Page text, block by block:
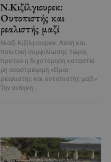
Ν.Κιζίλγιουρεκ:
Ουτοπιστής και
ρεαλιστής μαζί
Νιαζί Κιζίλγιουρεκ: Λύση και
πολιτική συμφιλίωσης τώρα,
προτού η διχοτόμηση καταστεί
μη αναστρέψιμη «Είμαι
ρεαλιστής και ουτοπιστής μαζί»
Την ανάγκη...